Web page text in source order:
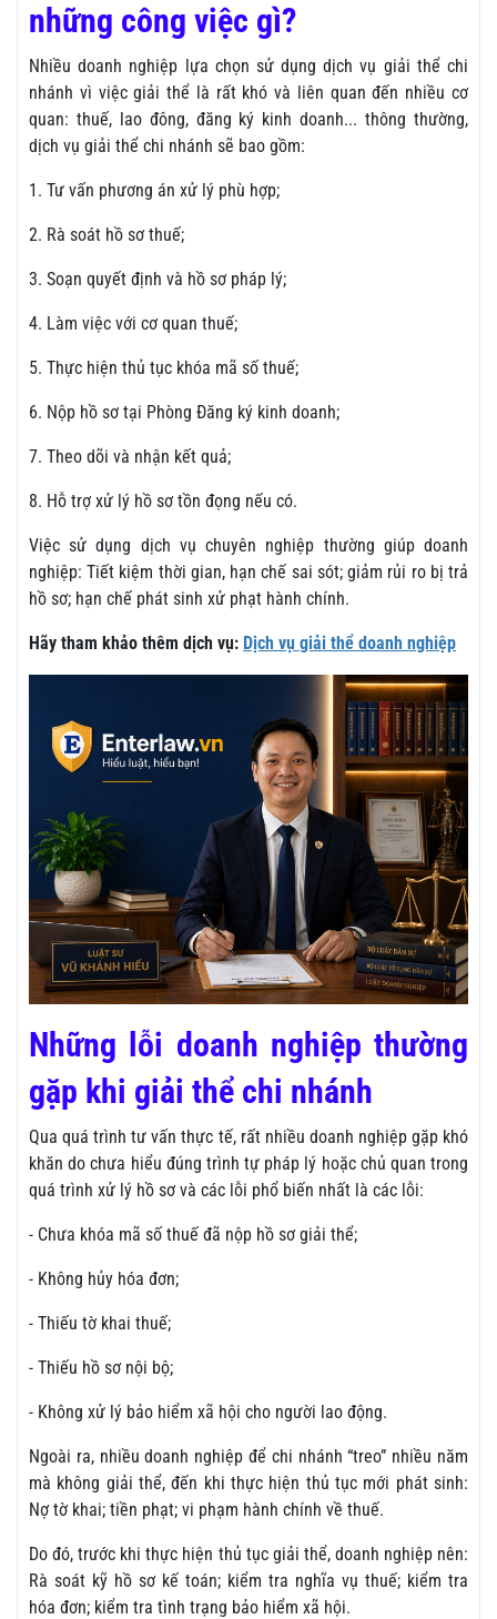
những công việc gì?
Nhiều doanh nghiệp lựa chọn sử dụng dịch vụ giải thể chi
nhánh vì việc giải thể là rất khó và liên quan đến nhiều cơ
quan: thuế, lao đông, đăng ký kinh doanh... thông thường,
dịch vụ giải thể chi nhánh sẽ bao gồm:
1. Tư vấn phương án xử lý phù hợp;
2. Rà soát hồ sơ thuế;
3. Soạn quyết định và hồ sơ pháp lý;
4. Làm việc với cơ quan thuế;
5. Thực hiện thủ tục khóa mã số thuế;
6. Nộp hồ sơ tại Phòng Đăng ký kinh doanh;
7. Theo dõi và nhận kết quả;
8. Hỗ trợ xử lý hồ sơ tồn đọng nếu có.
Việc sử dụng dịch vụ chuyên nghiệp thường giúp doanh
nghiệp: Tiết kiệm thời gian, hạn chế sai sót; giảm rủi ro bị trả
hồ sơ; hạn chế phát sinh xử phạt hành chính.
Hãy tham khảo thêm dịch vụ: Dịch vụ giải thể doanh nghiệp
Những lỗi doanh nghiệp thường
gặp khi giải thể chi nhánh
Qua quá trình tư vấn thực tế, rất nhiều doanh nghiệp gặp khó
khăn do chưa hiểu đúng trình tự pháp lý hoặc chủ quan trong
quá trình xử lý hồ sơ và các lỗi phổ biến nhất là các lỗi:
- Chưa khóa mã số thuế đã nộp hồ sơ giải thể;
- Không hủy hóa đơn;
- Thiếu tờ khai thuế;
- Thiếu hồ sơ nội bộ;
- Không xử lý bảo hiểm xã hội cho người lao động.
Ngoài ra, nhiều doanh nghiệp để chi nhánh “treo” nhiều năm
mà không giải thể, đến khi thực hiện thủ tục mới phát sinh:
Nợ tờ khai; tiền phạt; vi phạm hành chính về thuế.
Do đó, trước khi thực hiện thủ tục giải thể, doanh nghiệp nên:
Rà soát kỹ hồ sơ kế toán; kiểm tra nghĩa vụ thuế; kiểm tra
hóa đơn; kiểm tra tình trạng bảo hiểm xã hội.